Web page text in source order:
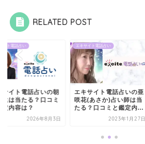
RELATED POST
イト電話占い
サイト電話占いの朝
生は当たる？口コミ
定内容は？
2026年8月3日
エキサイト電話占い
エキサイト電話占いの亜
咲花(あさか)占い師は当
たる？口コミと鑑定内...
2023年1月27日